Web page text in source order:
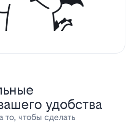
удобства
то, чтобы сделать